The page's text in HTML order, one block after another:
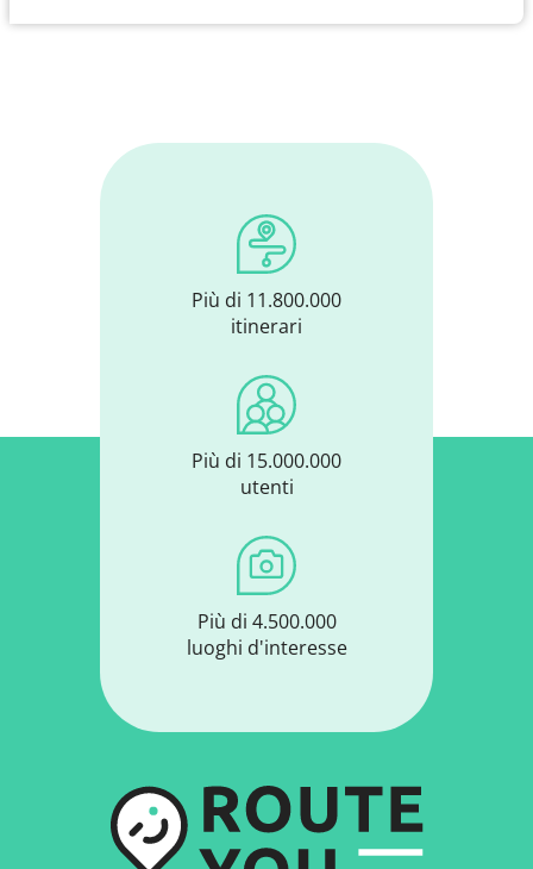
Più di 11.800.000
itinerari
Più di 15.000.000
utenti
Più di 4.500.000
luoghi d'interesse